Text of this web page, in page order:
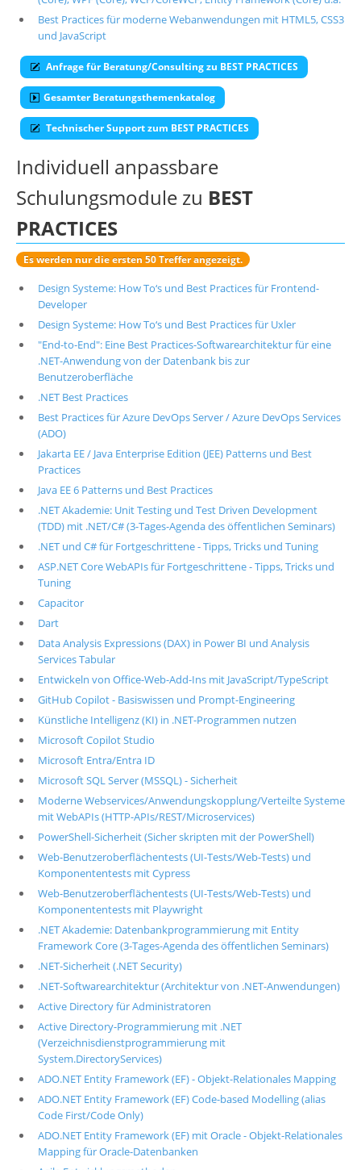
Über uns
Best Practices für moderne Webanwendungen mit HTML5, CSS3
und JavaScript
Anfrage für Beratung/Consulting zu BEST PRACTICES
Gesamter Beratungsthemenkatalog
Technischer Support zum BEST PRACTICES
Individuell anpassbare
Schulungsmodule zu BEST
PRACTICES
Es werden nur die ersten 50 Treffer angezeigt.
Design Systeme: How To‘s und Best Practices für Frontend-
Developer
Design Systeme: How To‘s und Best Practices für Uxler
"End-to-End": Eine Best Practices-Softwarearchitektur für eine
.NET-Anwendung von der Datenbank bis zur
Benutzeroberfläche
.NET Best Practices
Best Practices für Azure DevOps Server / Azure DevOps Services
(ADO)
Jakarta EE / Java Enterprise Edition (JEE) Patterns und Best
Practices
Java EE 6 Patterns und Best Practices
.NET Akademie: Unit Testing und Test Driven Development
(TDD) mit .NET/C# (3-Tages-Agenda des öffentlichen Seminars)
.NET und C# für Fortgeschrittene - Tipps, Tricks und Tuning
ASP.NET Core WebAPIs für Fortgeschrittene - Tipps, Tricks und
Tuning
Capacitor
Dart
Data Analysis Expressions (DAX) in Power BI und Analysis
Services Tabular
Entwickeln von Office-Web-Add-Ins mit JavaScript/TypeScript
GitHub Copilot - Basiswissen und Prompt-Engineering
Künstliche Intelligenz (KI) in .NET-Programmen nutzen
Microsoft Copilot Studio
Microsoft Entra/Entra ID
Microsoft SQL Server (MSSQL) - Sicherheit
Moderne Webservices/Anwendungskopplung/Verteilte Systeme
mit WebAPIs (HTTP-APIs/REST/Microservices)
PowerShell-Sicherheit (Sicher skripten mit der PowerShell)
Web-Benutzeroberflächentests (UI-Tests/Web-Tests) und
Komponententests mit Cypress
Web-Benutzeroberflächentests (UI-Tests/Web-Tests) und
Komponententests mit Playwright
.NET Akademie: Datenbankprogrammierung mit Entity
Framework Core (3-Tages-Agenda des öffentlichen Seminars)
.NET-Sicherheit (.NET Security)
.NET-Softwarearchitektur (Architektur von .NET-Anwendungen)
Active Directory für Administratoren
Active Directory-Programmierung mit .NET
(Verzeichnisdienstprogrammierung mit
System.DirectoryServices)
ADO.NET Entity Framework (EF) - Objekt-Relationales Mapping
ADO.NET Entity Framework (EF) Code-based Modelling (alias
Code First/Code Only)
ADO.NET Entity Framework (EF) mit Oracle - Objekt-Relationales
Mapping für Oracle-Datenbanken